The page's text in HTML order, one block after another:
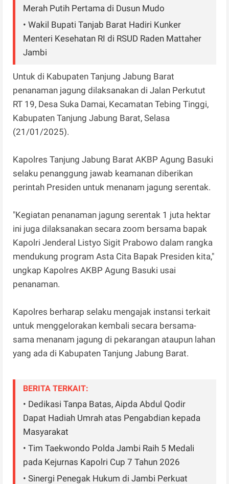
Merah Putih Pertama di Dusun Mudo
• Wakil Bupati Tanjab Barat Hadiri Kunker
Menteri Kesehatan RI di RSUD Raden Mattaher
Jambi
Untuk di Kabupaten Tanjung Jabung Barat
penanaman jagung dilaksanakan di Jalan Perkutut
RT 19, Desa Suka Damai, Kecamatan Tebing Tinggi,
Kabupaten Tanjung Jabung Barat, Selasa
(21/01/2025).
Kapolres Tanjung Jabung Barat AKBP Agung Basuki
selaku penanggung jawab keamanan diberikan
perintah Presiden untuk menanam jagung serentak.
"Kegiatan penanaman jagung serentak 1 juta hektar
ini juga dilaksanakan secara zoom bersama bapak
Kapolri Jenderal Listyo Sigit Prabowo dalam rangka
mendukung program Asta Cita Bapak Presiden kita,"
ungkap Kapolres AKBP Agung Basuki usai
penanaman.
Kapolres berharap selaku mengajak instansi terkait
untuk menggelorakan kembali secara bersama-
sama menanam jagung di pekarangan ataupun lahan
yang ada di Kabupaten Tanjung Jabung Barat.
BERITA TERKAIT:
• Dedikasi Tanpa Batas, Aipda Abdul Qodir
Dapat Hadiah Umrah atas Pengabdian kepada
Masyarakat
• Tim Taekwondo Polda Jambi Raih 5 Medali
pada Kejurnas Kapolri Cup 7 Tahun 2026
• Sinergi Penegak Hukum di Jambi Perkuat